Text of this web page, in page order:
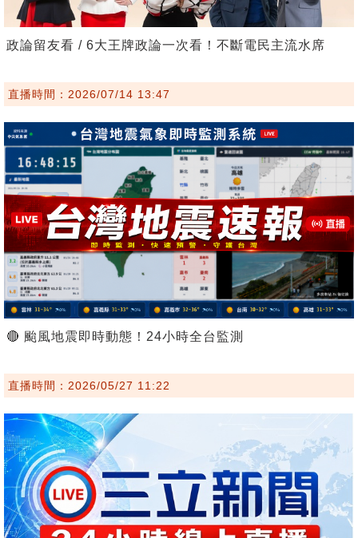
政論留友看 / 6大王牌政論一次看！不斷電民主流水席
直播時間：2026/07/14 13:47
🔴 颱風地震即時動態！24小時全台監測
直播時間：2026/05/27 11:22